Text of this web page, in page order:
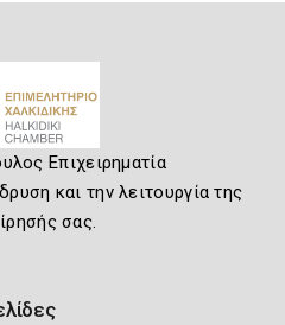
Επιχειρηματία
και την λειτουργία της
σας.